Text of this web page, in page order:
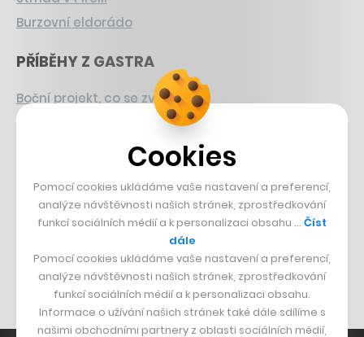
Burzovní eldorádo
PŘÍBĚHY Z GASTRA
Boční projekt, co se zvrtnul
Francouzský šéfkuchař na Šumavě
Dva golfisti, co pečou
DESIGN
Bomma není tichá
Nábytek z betonu
Cookies
Pomocí cookies ukládáme vaše nastavení a preferencí,
analýze návštěvnosti našich stránek, zprostředkování
funkcí sociálních médií a k personalizaci obsahu … Číst
dále
Pomocí cookies ukládáme vaše nastavení a preferencí,
analýze návštěvnosti našich stránek, zprostředkování
funkcí sociálních médií a k personalizaci obsahu.
Informace o užívání našich stránek také dále sdílíme s
našimi obchodními partnery z oblasti sociálních médií,